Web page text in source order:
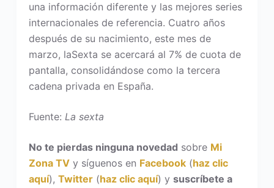
una información diferente y las mejores series
internacionales de referencia. Cuatro años
después de su nacimiento, este mes de
marzo, laSexta se acercará al 7% de cuota de
pantalla, consolidándose como la tercera
cadena privada en España.
Fuente: La sexta
No te pierdas ninguna novedad sobre Mi
Zona TVy síguenos en Facebook(haz clic
aquí), Twitter(haz clic aquí) y suscríbete a